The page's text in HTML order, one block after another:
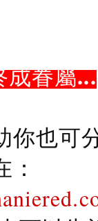
成眷屬...
你也可